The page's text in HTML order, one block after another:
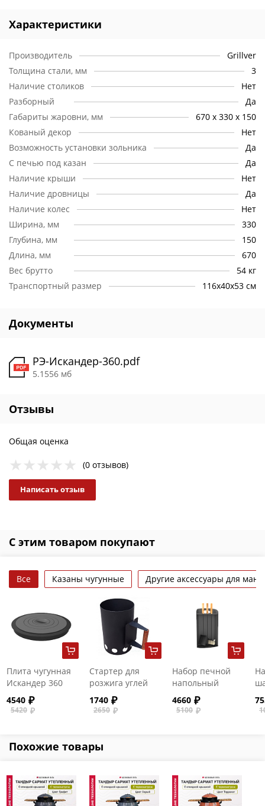
Усиленный профиль стенок
Фигурные пазы для шампуров (11 шт)
Толщина металла:
стенки 2 мм
Характеристики топки печи:
диаметр отверстия под казан 360 мм
металл 3 мм
дымоход с зонтиком
заслонка дымохода
отбойник пламени
дверка топки с запирающей рукояткой
поддувало с зольным ящиком
чугунный колосник
покрытие термостойкое +700°
Характеристики обвязки (комплектация "Стандарт"):
Характеристики
Производитель
Grillver
Толщина стали, мм
3
Наличие столиков
Нет
Разборный
Да
Габариты жаровни, мм
670 х 330 х 150
Кованый декор
Нет
Возможность установки зольника
Да
С печью под казан
Да
Наличие крыши
Нет
Наличие дровницы
Да
Наличие колес
Нет
Ширина, мм
330
Глубина, мм
150
Длина, мм
670
Вес брутто
54 кг
Транспортный размер
116х40х53 см
Документы
РЭ-Искандер-360.pdf
5.1556 мб
Отзывы
Общая оценка
(0 отзывов)
Написать отзыв
С этим товаром покупают
Все Казаны чугунные Другие аксессуары для
Плита чугунная
Искандер 360
4540
5420
Стартер для
розжига углей
5л
1740
2650
Набор печной
напольный
4660
5100
Похожие товары